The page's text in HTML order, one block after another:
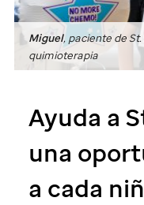
Ayuda a
una
a cada
Miguel, paciente de
quimioterapia